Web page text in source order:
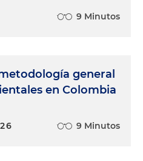
9 Minutos
general
en Colombia
9 Minutos